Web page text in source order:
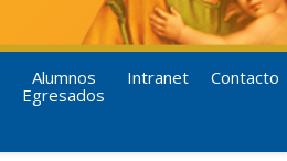
Alumnos
Egresados
Intranet Contacto